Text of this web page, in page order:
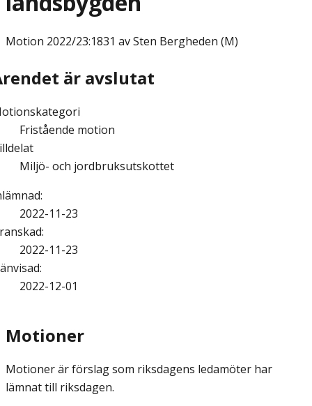
Motion 2022/23:1831 av Sten Bergheden (M)
är avslutat
Fristående motion
Miljö- och jordbruksutskottet
:
2022-11-23
:
2022-11-23
:
2022-12-01
Motioner
Motioner är förslag som riksdagens ledamöter har
lämnat till riksdagen.